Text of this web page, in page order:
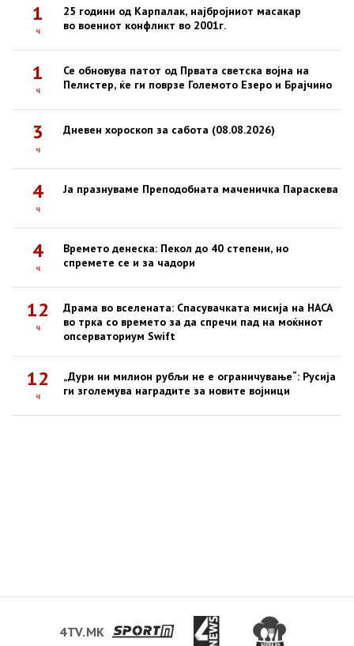
1
ч
25 години од Карпалак, најбројниот масакар
во воениот конфликт во 2001г.
1
ч
Се обновува патот од Првата светска војна на
Пелистер, ќе ги поврзе Големото Езеро и Брајчино
3
ч
Дневен хороскоп за сабота (08.08.2026)
4
ч
Ја празнуваме Преподобната маченичка Параскева
4
ч
Времето денеска: Пекол до 40 степени, но
спремете се и за чадори
12
ч
Драма во вселената: Спасувачката мисија на НАСА
во трка со времето за да спречи пад на моќниот
опсерваториум Swift
12
ч
„Дури ни милион рубљи не е ограничување“: Русија
ги зголемува наградите за новите војници
4TV.MK